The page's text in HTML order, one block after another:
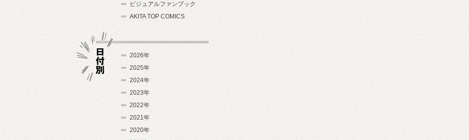
ビジュアルファンブック
AKITA TOP COMICS
2026年
2025年
2024年
2023年
2022年
2021年
2020年